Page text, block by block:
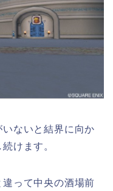
ないと結界に向か
けます。
って中央の酒場前